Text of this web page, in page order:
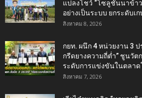
แปลงโชว์ “โซลูชันนาข้า
อย่างเป็นระบบ ยกระดับเ
สิงหาคม 8, 2026
กยท. ผนึก 4 หน่วยงาน 3
กรีดยางความถี่ต่ำ” ชูนวั
ระดับการแข่งขันในตลาด
สิงหาคม 7, 2026